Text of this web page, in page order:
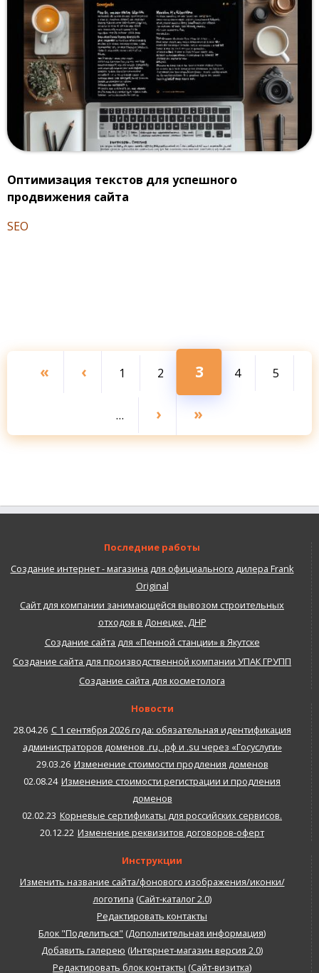
Оптимизация текстов для успешного
продвижения сайта
SEO
Нумерация
Первая
страница
« ←
‹ Page
1 Page
2
Текущая
страница
3 Page
4 Page
5
…
Следующая
страница
›
Последняя
страница
»
Последние работы
Создание интернет - магазина для официального дилера Frank
Original
Сайт для компании занимающейся вывозом строительных
отходов в Донецке, ДНР
Создание сайта для «Пенной станции» в Якутске
Создание сайта для производственной компании УПАК ГРУПП
Создание сайта для косметолога
Новости
28.04.26 С 1 сентября 2026 года: обязательная идентификация
администраторов доменов .ru, .рф и .su через «Госуслуги»
29.03.26 Изменение стоимости продления доменов
02.08.24 Изменение стоимости регистрации и продления
доменов
02.02.23 Корневые сертификаты для российских сервисов.
20.12.22 Изменение реквизитов договоров-оферт
Инструкции
Изменить название сайта/фонового изображения/иконки/
логотипа (Сайт-каталог 2.0)
Редактировать контакты
Блок "Поделиться" (Дополнительная информация)
Добавить галерею (Интернет-магазин версия 2.0)
Редактировать блок контакты (Сайт-визитка)